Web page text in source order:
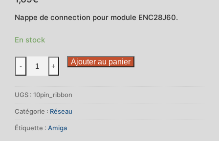
Nappe de connection pour module ENC28J60.
En stock
quantité
de
pour
module
ENC28J60
- +
Ajouter au panier
UGS : 10pin_ribbon
Catégorie : Réseau
Étiquette : Amiga